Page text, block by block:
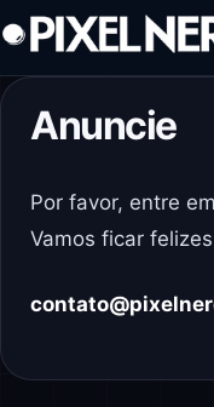
Pular para o conteúdo
Anuncie
Por favor, entre
Vamos ficar